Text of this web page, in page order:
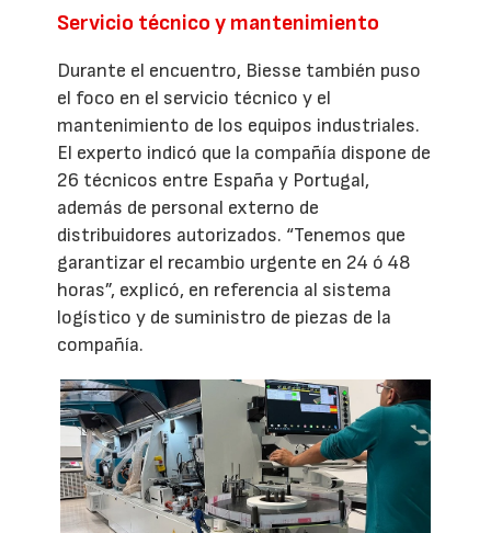
Servicio técnico y mantenimiento
Durante el encuentro, Biesse también puso
el foco en el servicio técnico y el
mantenimiento de los equipos industriales.
El experto indicó que la compañía dispone de
26 técnicos entre España y Portugal,
además de personal externo de
distribuidores autorizados. “Tenemos que
garantizar el recambio urgente en 24 ó 48
horas”, explicó, en referencia al sistema
logístico y de suministro de piezas de la
compañía.